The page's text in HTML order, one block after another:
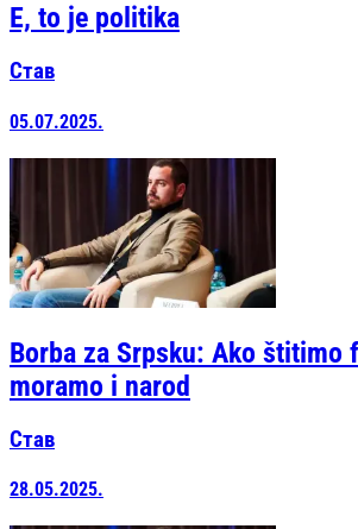
E, to je politika
Став
05.07.2025.
Borba za Srpsku: Ako štitimo
moramo i narod
Став
28.05.2025.